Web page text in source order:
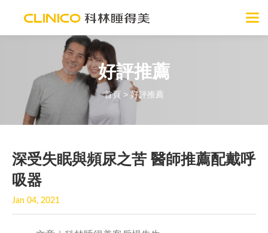
好評推薦
首頁 > 好評推薦
​深受失眠與頻尿之苦 醫師推薦配戴呼
吸器
Jan 04, 2021